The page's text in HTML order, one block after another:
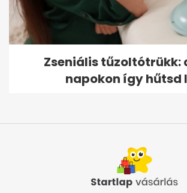
Zseniális tűzoltótrükk:
napokon így hűtsd